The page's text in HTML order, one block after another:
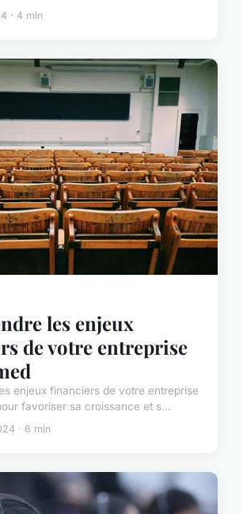
· 4 min
les enjeux
de votre entreprise
enjeux financiers de votre entreprise
favoriser sa croissance et s...
· 6 min